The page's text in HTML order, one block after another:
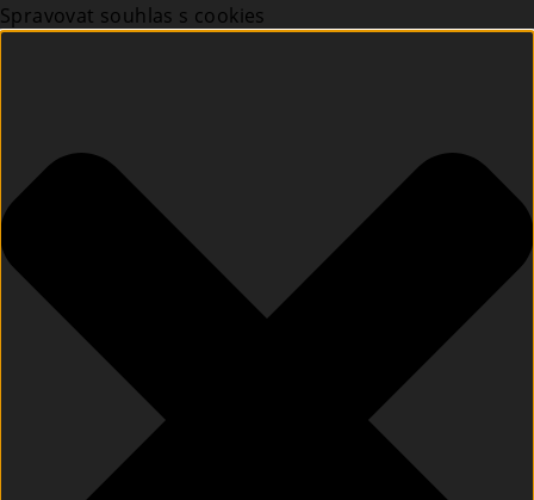
Spravovat souhlas s cookies